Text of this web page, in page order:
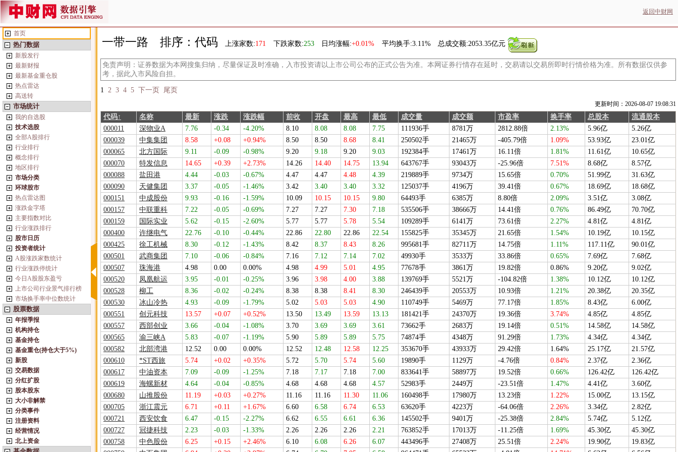
返回中财网
首页
热门数据
新股发行
最新财报
最新基金重仓股
热点雷达
高送转
市场统计
我的自选股
技术选股
全部A股排行
行业排行
概念排行
地区排行
市场分类
环球股市
热点雷达图
涨跌金字塔
主要指数对比
行业涨跌排行
股市日历
投资者统计
A股涨跌家数统计
行业涨跌停统计
今日A股股东盈亏
上市公司行业景气排行榜
市场换手率中位数统计
股票数据
年报季报
机构持仓
基金持仓
基金重仓(持仓大于5%)
新股
交易数据
分红扩股
股本股东
大小非解禁
分类事件
注册资料
经营情况
北上资金
一带一路 排序：代码 上涨家数:171 下跌家数:253 日均涨幅:+0.01% 平均换手:3.11% 总成交额:2053.35亿元
免责声明：证券数据为本网搜集归纳，尽量保证及时准确，入市投资请以上市公司公布的正式公告为准。本网证券行情存在延时，交易请以交易所即时行情价格为准。所有数据仅供参
考，据此入市风险自担。
1 2 3 4 5 下一页 尾页
更新时间：2026-08-07 19:08:31
代码↑ 名称 最新 涨跌 涨跌幅 前收 开盘 最高 最低 成交量 成交额 市盈率 换手率 总股本
流通股本
000011
深物业A 7.76 -0.34 -4.20% 8.10 8.08 8.08 7.75 111936手 8781万 2812.88倍 2.13% 5.96亿
5.26亿
000039
中集集团 8.58 +0.08 +0.94% 8.50 8.50 8.68 8.41 250502手 21465万 -405.79倍 1.09% 53.93亿
23.01亿
000065
北方国际 9.11 -0.09 -0.98% 9.20 9.18 9.20 9.03 192384手 17461万 16.11倍 1.81% 11.61亿
10.65亿
000070
特发信息 14.65 +0.39 +2.73% 14.26 14.40 14.75 13.94 643767手 93043万 -25.96倍 7.51% 8.68亿
8.57亿
000088
盐田港 4.44 -0.03 -0.67% 4.47 4.47 4.48 4.39 219889手 9734万 15.65倍 0.70% 51.99亿
31.63亿
000090
天健集团 3.37 -0.05 -1.46% 3.42 3.40 3.40 3.32 125037手 4196万 39.41倍 0.67% 18.69亿
18.68亿
000151
中成股份 9.93 -0.16 -1.59% 10.09 10.15 10.15 9.80 64493手 6385万 8.80倍 2.09% 3.51亿
3.08亿
000157
中联重科 7.22 -0.05 -0.69% 7.27 7.27 7.30 7.18 535506手 38666万 14.41倍 0.76% 86.49亿
70.70亿
000159
国际实业 5.62 -0.15 -2.60% 5.77 5.77 5.78 5.54 109289手 6141万 73.61倍 2.27% 4.81亿
4.81亿
000400
许继电气 22.76 -0.10 -0.44% 22.86 22.80 22.86 22.54 155825手 35345万 21.65倍 1.54% 10.19亿
10.15亿
000425
徐工机械 8.30 -0.12 -1.43% 8.42 8.37 8.43 8.26 995681手 82711万 14.75倍 1.11% 117.11亿
90.01亿
000501
武商集团 7.10 -0.06 -0.84% 7.16 7.12 7.14 7.02 49930手 3533万 33.86倍 0.65% 7.69亿
7.68亿
000507
珠海港 4.98 0.00 0.00% 4.98 4.99 5.01 4.95 77678手 3861万 19.82倍 0.86% 9.20亿
9.02亿
000520
凤凰航运 3.95 -0.01 -0.25% 3.96 3.98 4.00 3.88 139769手 5521万 -104.82倍 1.38% 10.12亿
10.12亿
000528
柳工 8.36 -0.02 -0.24% 8.38 8.38 8.41 8.30 246439手 20553万 10.93倍 1.21% 20.38亿
20.35亿
000530
冰山冷热 4.93 -0.09 -1.79% 5.02 5.03 5.03 4.90 110749手 5469万 77.17倍 1.85% 8.43亿
6.00亿
000551
创元科技 13.57 +0.07 +0.52% 13.50 13.49 13.59 13.13 181421手 24370万 19.36倍 3.74% 4.85亿
4.85亿
000557
西部创业 3.66 -0.04 -1.08% 3.70 3.69 3.69 3.61 73662手 2683万 19.14倍 0.51% 14.58亿
14.58亿
000565
渝三峡A 5.83 -0.07 -1.19% 5.90 5.89 5.89 5.75 74874手 4348万 91.29倍 1.73% 4.34亿
4.34亿
000582
北部湾港 12.52 0.00 0.00% 12.52 12.48 12.58 12.25 353670手 43933万 29.42倍 1.64% 25.17亿
21.57亿
000610
*ST西旅 5.74 +0.02 +0.35% 5.72 5.70 5.74 5.60 19890手 1129万 -4.76倍 0.84% 2.37亿
2.36亿
000617
中油资本 7.09 -0.09 -1.25% 7.18 7.17 7.18 7.00 833641手 58897万 19.52倍 0.66% 126.42亿
126.42亿
000619
海螺新材 4.64 -0.04 -0.85% 4.68 4.68 4.68 4.57 52983手 2449万 -23.51倍 1.47% 4.41亿
3.60亿
000680
山推股份 11.19 +0.03 +0.27% 11.16 11.16 11.30 11.06 160498手 17980万 13.23倍 1.22% 15.00亿
13.15亿
000705
浙江震元 6.71 +0.11 +1.67% 6.60 6.58 6.74 6.53 63620手 4223万 -64.06倍 2.26% 3.34亿
2.82亿
000721
西安饮食 6.47 -0.15 -2.27% 6.62 6.55 6.61 6.36 145502手 9401万 -25.38倍 2.84% 5.74亿
5.12亿
000727
冠捷科技 2.23 -0.03 -1.33% 2.26 2.26 2.26 2.21 763852手 17013万 -11.25倍 1.69% 45.30亿
45.30亿
000758
中色股份 6.25 +0.15 +2.46% 6.10 6.08 6.26 6.07 443496手 27408万 25.51倍 2.24% 19.90亿
19.83亿